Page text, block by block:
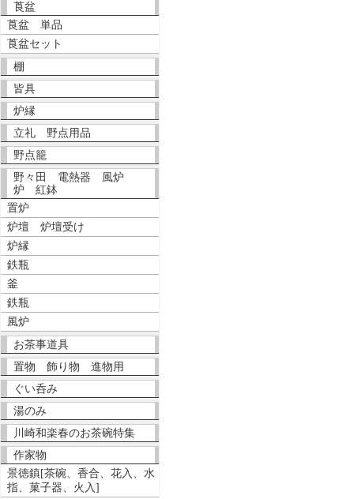
莨盆
莨盆 単品
莨盆セット
棚
皆具
炉縁
立礼 野点用品
野点籠
野々田 電熱器 風炉
炉 紅鉢
置炉
炉壇 炉壇受け
炉縁
鉄瓶
釜
鉄瓶
風炉
お茶事道具
置物 飾り物 進物用
ぐい呑み
湯のみ
川崎和楽春のお茶碗特集
作家物
景徳鎮[茶碗、香合、花入、水
指、菓子器、火入]